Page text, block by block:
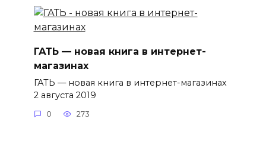
ГАТЬ — новая книга в интернет-
магазинах
ГАТЬ — новая книга в интернет-магазинах
2 августа 2019
0 273